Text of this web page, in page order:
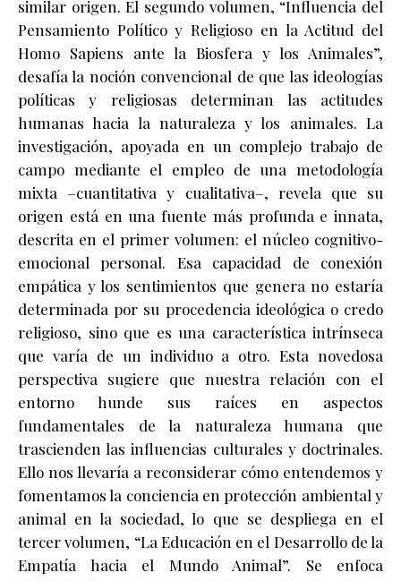
similar origen. El segundo volumen, “Influencia del
Pensamiento Político y Religioso en la Actitud del
Homo Sapiens ante la Biosfera y los Animales”,
desafía la noción convencional de que las ideologías
políticas y religiosas determinan las actitudes
humanas hacia la naturaleza y los animales. La
investigación, apoyada en un complejo trabajo de
campo mediante el empleo de una metodología
mixta –cuantitativa y cualitativa–, revela que su
origen está en una fuente más profunda e innata,
descrita en el primer volumen: el núcleo cognitivo-
emocional personal. Esa capacidad de conexión
empática y los sentimientos que genera no estaría
determinada por su procedencia ideológica o credo
religioso, sino que es una característica intrínseca
que varía de un individuo a otro. Esta novedosa
perspectiva sugiere que nuestra relación con el
entorno hunde sus raíces en aspectos
fundamentales de la naturaleza humana que
trascienden las influencias culturales y doctrinales.
Ello nos llevaría a reconsiderar cómo entendemos y
fomentamos la conciencia en protección ambiental y
animal en la sociedad, lo que se despliega en el
tercer volumen, “La Educación en el Desarrollo de la
Empatía hacia el Mundo Animal”. Se enfoca